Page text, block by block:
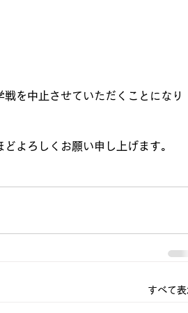
を中止させていただくことになり
よろしくお願い申し上げます。
すべて